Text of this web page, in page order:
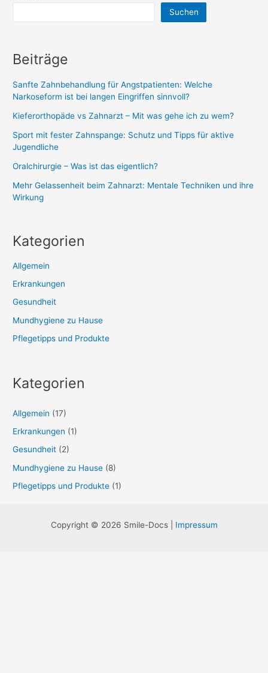
Suchen
Beiträge
Sanfte Zahnbehandlung für Angstpatienten: Welche
Narkoseform ist bei langen Eingriffen sinnvoll?
Kieferorthopäde vs Zahnarzt – Mit was gehe ich zu wem?
Sport mit fester Zahnspange: Schutz und Tipps für aktive
Jugendliche
Oralchirurgie – Was ist das eigentlich?
Mehr Gelassenheit beim Zahnarzt: Mentale Techniken und ihre
Wirkung
Kategorien
Allgemein
Erkrankungen
Gesundheit
Mundhygiene zu Hause
Pflegetipps und Produkte
Kategorien
Allgemein (17)
Erkrankungen (1)
Gesundheit (2)
Mundhygiene zu Hause (8)
Pflegetipps und Produkte (1)
Copyright © 2026 Smile-Docs | Impressum